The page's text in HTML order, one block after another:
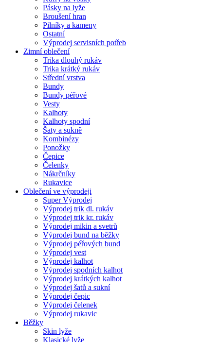
Pásky na lyže
Broušení hran
Pilníky a kameny
Ostatní
Výprodej servisních potřeb
Zimní oblečení
Trika dlouhý rukáv
Trika krátký rukáv
Střední vrstva
Bundy
Bundy péřové
Vesty
Kalhoty
Kalhoty spodní
Šaty a sukně
Kombinézy
Ponožky
Čepice
Čelenky
Nákrčníky
Rukavice
Oblečení ve výprodeji
Super Výprodej
Výprodej trik dl. rukáv
Výprodej trik kr. rukáv
Výprodej mikin a svetrů
Výprodej bund na běžky
Výprodej péřových bund
Výprodej vest
Výprodej kalhot
Výprodej spodních kalhot
Výprodej krátkých kalhot
Výprodej šatů a sukní
Výprodej čepic
Výprodej čelenek
Výprodej rukavic
Běžky
Skin lyže
Klasické lyže